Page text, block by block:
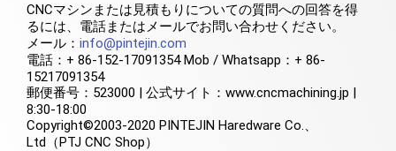
CNCマシンまたは見積もりについての質問への回答を得
るには、電話またはメールでお問い合わせください。
メール： info@pintejin.com
電話：+ 86-152-17091354 Mob / Whatsapp：+ 86-
15217091354
郵便番号：523000 | 公式サイト：www.cncmachining.jp |
8:30-18:00
Copyright©2003-2020 PINTEJIN Haredware Co.、
Ltd（PTJ CNC Shop）